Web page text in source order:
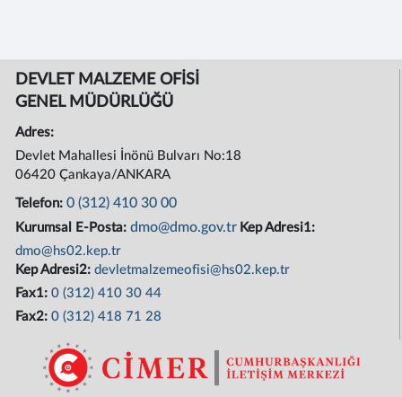
DEVLET MALZEME OFİSİ
GENEL MÜDÜRLÜĞÜ
Adres:
Devlet Mahallesi İnönü Bulvarı No:18
06420 Çankaya/ANKARA
Telefon:0 (312) 410 30 00
Kurumsal E-Posta:dmo@dmo.gov.tr Kep Adresi1:
dmo@hs02.kep.tr
Kep Adresi2:devletmalzemeofisi@hs02.kep.tr
Fax1:0 (312) 410 30 44
Fax2:0 (312) 418 71 28